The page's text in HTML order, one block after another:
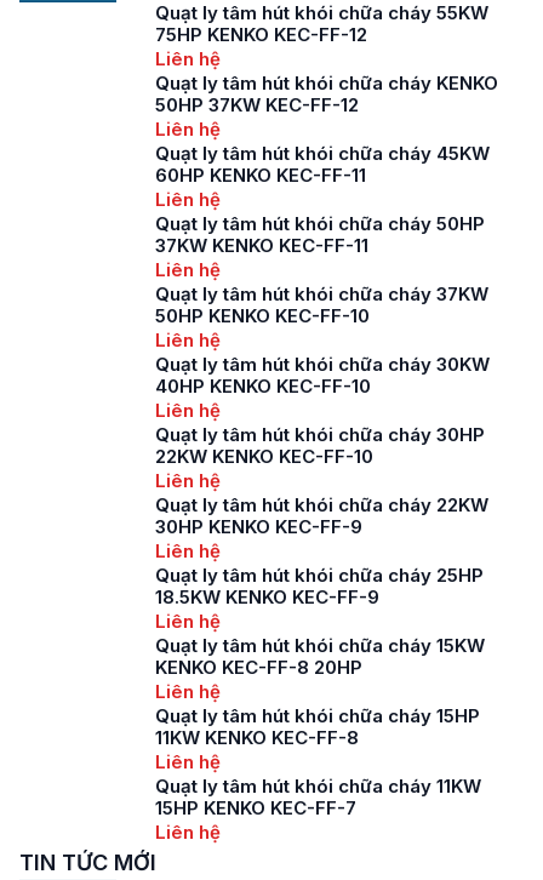
Quạt ly tâm hút khói chữa cháy 55KW
75HP KENKO KEC-FF-12
Liên hệ
Quạt ly tâm hút khói chữa cháy KENKO
50HP 37KW KEC-FF-12
Liên hệ
Quạt ly tâm hút khói chữa cháy 45KW
60HP KENKO KEC-FF-11
Liên hệ
Quạt ly tâm hút khói chữa cháy 50HP
37KW KENKO KEC-FF-11
Liên hệ
Quạt ly tâm hút khói chữa cháy 37KW
50HP KENKO KEC-FF-10
Liên hệ
Quạt ly tâm hút khói chữa cháy 30KW
40HP KENKO KEC-FF-10
Liên hệ
Quạt ly tâm hút khói chữa cháy 30HP
22KW KENKO KEC-FF-10
Liên hệ
Quạt ly tâm hút khói chữa cháy 22KW
30HP KENKO KEC-FF-9
Liên hệ
Quạt ly tâm hút khói chữa cháy 25HP
18.5KW KENKO KEC-FF-9
Liên hệ
Quạt ly tâm hút khói chữa cháy 15KW
KENKO KEC-FF-8 20HP
Liên hệ
Quạt ly tâm hút khói chữa cháy 15HP
11KW KENKO KEC-FF-8
Liên hệ
Quạt ly tâm hút khói chữa cháy 11KW
15HP KENKO KEC-FF-7
Liên hệ
TIN TỨC MỚI